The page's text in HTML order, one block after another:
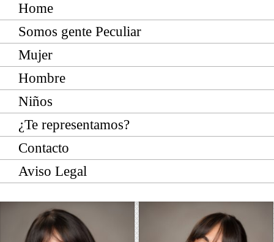
Home
Somos gente Peculiar
Mujer
Hombre
Niños
¿Te representamos?
Contacto
Aviso Legal